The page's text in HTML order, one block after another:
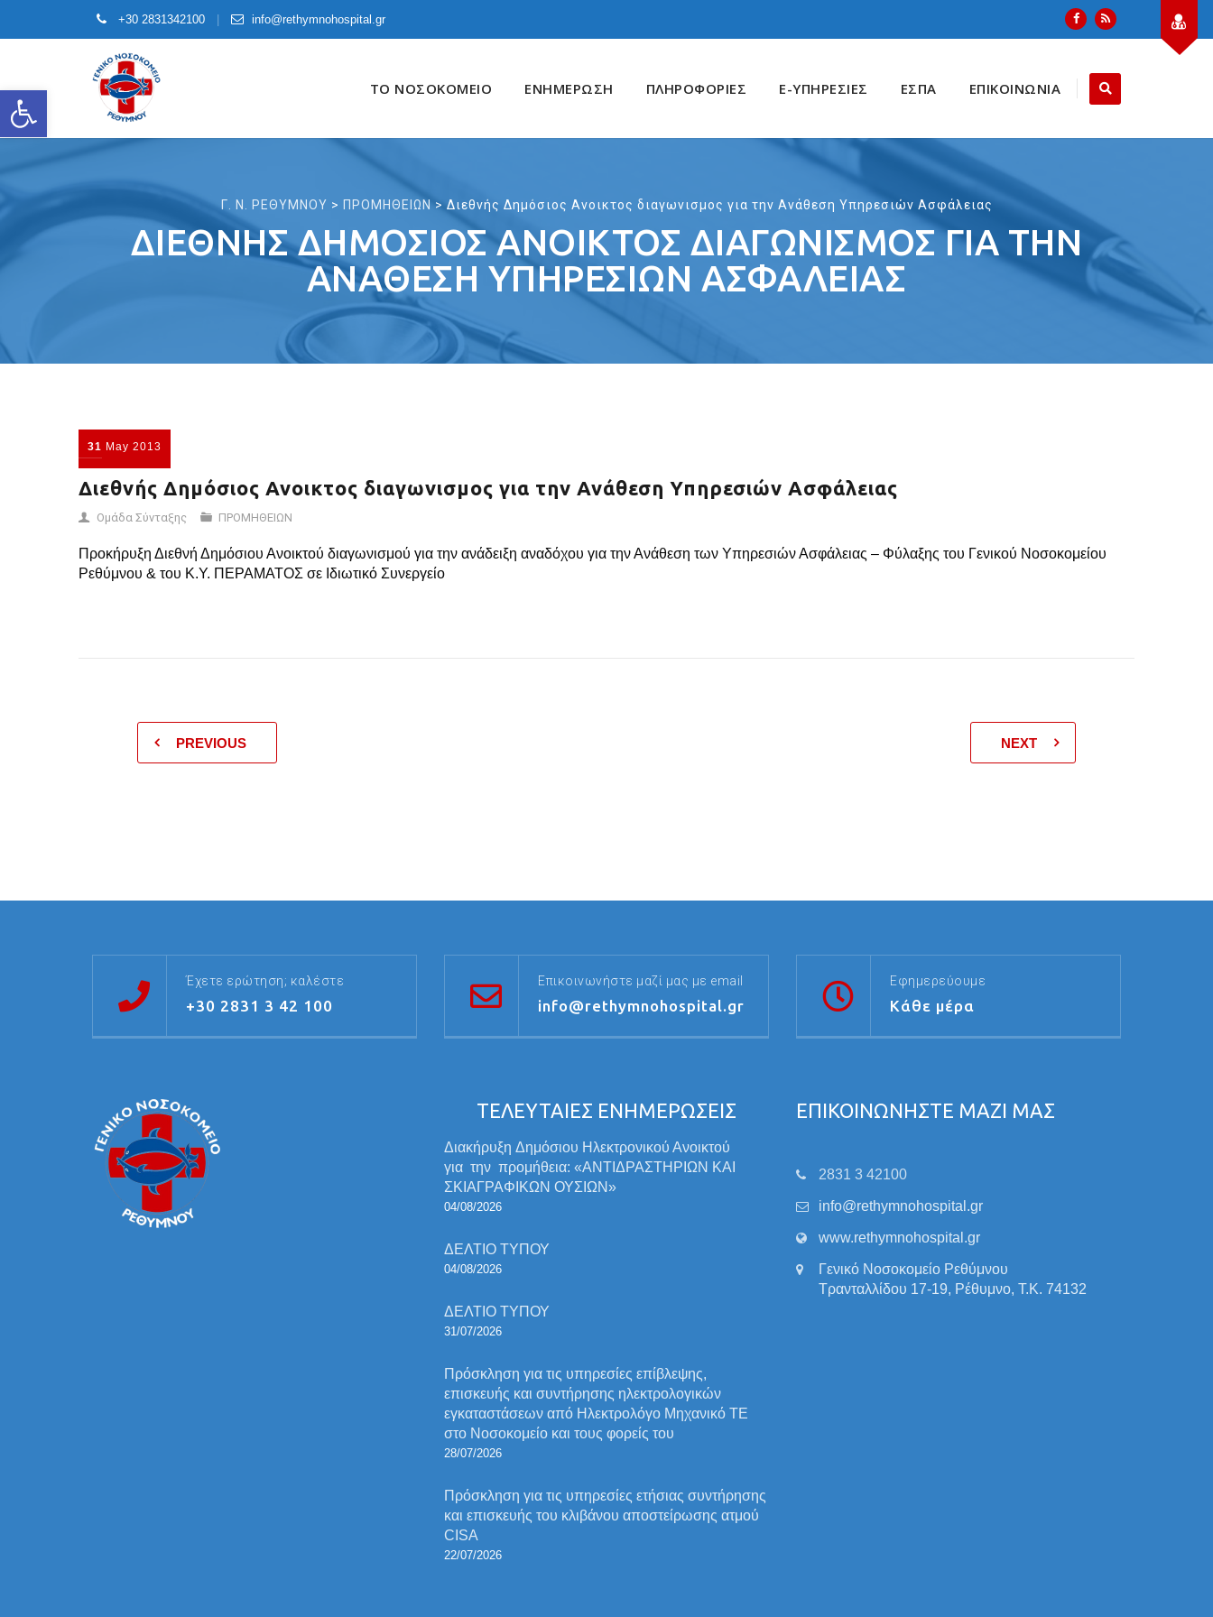
Open toolbar
+30 2831342100 info@rethymnohospital.gr
content
ΤΟ ΝΟΣΟΚΟΜΕΙΟ ΕΝΗΜΕΡΩΣΗ ΠΛΗΡΟΦΟΡΙΕΣ E-ΥΠΗΡΕΣΙΕΣ ΕΣΠΑ ΕΠΙΚΟΙΝΩΝΙΑ
Γ. Ν. ΡΕΘΥΜΝΟΥ > ΠΡΟΜΗΘΕΙΩΝ > Διεθνής Δημόσιος Ανοικτος διαγωνισμος για την Ανάθεση Υπηρεσιών Ασφάλειας
ΔΙΕΘΝΉΣ ΔΗΜΌΣΙΟΣ ΑΝΟΙΚΤΟΣ ΔΙΑΓΩΝΙΣΜΟΣ ΓΙΑ ΤΗΝ
ΑΝΆΘΕΣΗ ΥΠΗΡΕΣΙΏΝ ΑΣΦΆΛΕΙΑΣ
31 May 2013
Διεθνής Δημόσιος Ανοικτος διαγωνισμος για την Ανάθεση Υπηρεσιών Ασφάλειας
Ομάδα Σύνταξης ΠΡΟΜΗΘΕΙΩΝ
Προκήρυξη Διεθνή Δημόσιου Ανοικτού διαγωνισμού για την ανάδειξη αναδόχου για την Ανάθεση των Υπηρεσιών Ασφάλειας – Φύλαξης του Γενικού Νοσοκομείου
Ρεθύμνου & του Κ.Υ. ΠΕΡΑΜΑΤΟΣ σε Ιδιωτικό Συνεργείο
PREVIOUS NEXT
Έχετε ερώτηση; καλέστε
+30 2831 3 42 100
Επικοινωνήστε μαζί μας με email
info@rethymnohospital.gr
Εφημερεύουμε
Κάθε μέρα
ΤΕΛΕΥΤΑΙΕΣ ΕΝΗΜΕΡΩΣΕΙΣ
Διακήρυξη Δημόσιου Ηλεκτρονικού Ανοικτού
για την προμήθεια: «ΑΝΤΙΔΡΑΣΤΗΡΙΩΝ ΚΑΙ
ΣΚΙΑΓΡΑΦΙΚΩΝ ΟΥΣΙΩΝ»
04/08/2026
ΔΕΛΤΙΟ ΤΥΠΟΥ
04/08/2026
ΔΕΛΤΙΟ ΤΥΠΟΥ
31/07/2026
Πρόσκληση για τις υπηρεσίες επίβλεψης,
επισκευής και συντήρησης ηλεκτρολογικών
εγκαταστάσεων από Ηλεκτρολόγο Μηχανικό ΤΕ
στο Νοσοκομείο και τους φορείς του
28/07/2026
Πρόσκληση για τις υπηρεσίες ετήσιας συντήρησης
και επισκευής του κλιβάνου αποστείρωσης ατμού
CISA
22/07/2026
ΕΠΙΚΟΙΝΩΝΗΣΤΕ ΜΑΖΙ ΜΑΣ
2831 3 42100
info@rethymnohospital.gr
www.rethymnohospital.gr
Γενικό Νοσοκομείο Ρεθύμνου
Τρανταλλίδου 17-19, Ρέθυμνο, Τ.Κ. 74132